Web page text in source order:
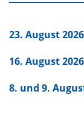
23. August 2026
16. August 2026
8. und 9.